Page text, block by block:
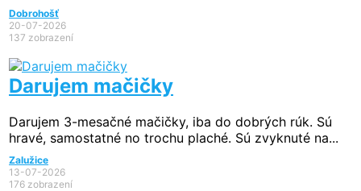
Dobrohošť
20-07-2026
137 zobrazení
Darujem mačičky
Darujem 3-mesačné mačičky, iba do dobrých rúk. Sú
hravé, samostatné no trochu plaché. Sú zvyknuté na...
Zalužice
13-07-2026
176 zobrazení